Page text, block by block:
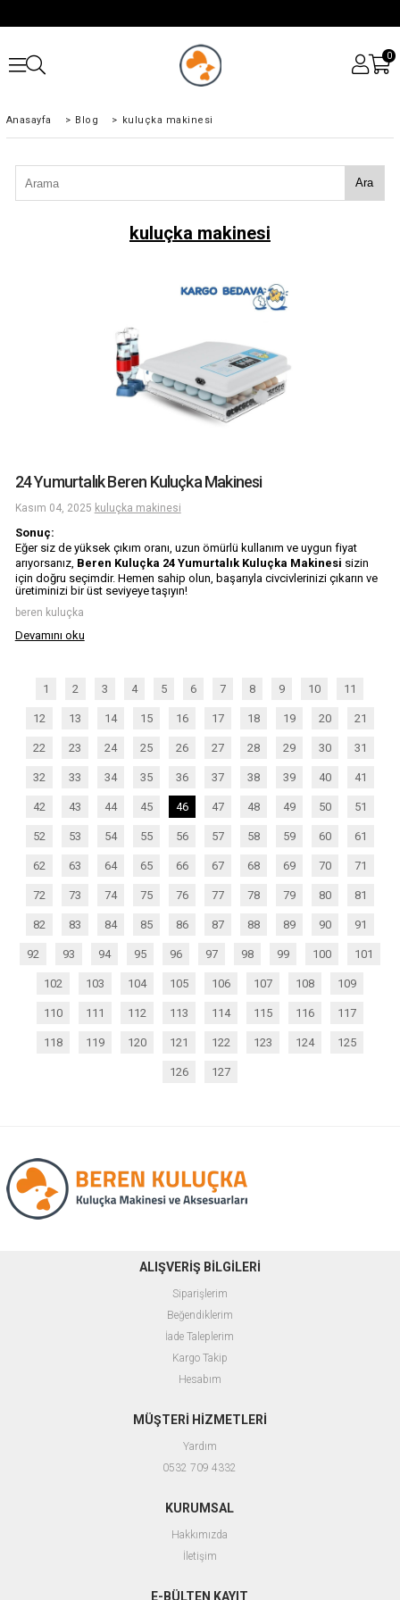
0
Anasayfa > Blog > kuluçka makinesi
Ara
kuluçka makinesi
24 Yumurtalık Beren Kuluçka Makinesi
Kasım 04, 2025 kuluçka makinesi
Sonuç:
Eğer siz de yüksek çıkım oranı, uzun ömürlü kullanım ve uygun fiyat
arıyorsanız, Beren Kuluçka 24 Yumurtalık Kuluçka Makinesi sizin
için doğru seçimdir. Hemen sahip olun, başarıyla civcivlerinizi çıkarın ve
üretiminizi bir üst seviyeye taşıyın!
beren kuluçka
Devamını oku
1 2 3 4 5 6 7 8 9 10 11
12 13 14 15 16 17 18 19 20 21
22 23 24 25 26 27 28 29 30 31
32 33 34 35 36 37 38 39 40 41
42 43 44 45 46 47 48 49 50 51
52 53 54 55 56 57 58 59 60 61
62 63 64 65 66 67 68 69 70 71
72 73 74 75 76 77 78 79 80 81
82 83 84 85 86 87 88 89 90 91
92 93 94 95 96 97 98 99 100 101
102 103 104 105 106 107 108 109
110 111 112 113 114 115 116 117
118 119 120 121 122 123 124 125
126 127
ALIŞVERİŞ BİLGİLERİ
Siparişlerim
Beğendiklerim
İade Taleplerim
Kargo Takip
Hesabım
MÜŞTERİ HİZMETLERİ
Yardım
0532 709 4332
KURUMSAL
Hakkımızda
İletişim
E-BÜLTEN KAYIT